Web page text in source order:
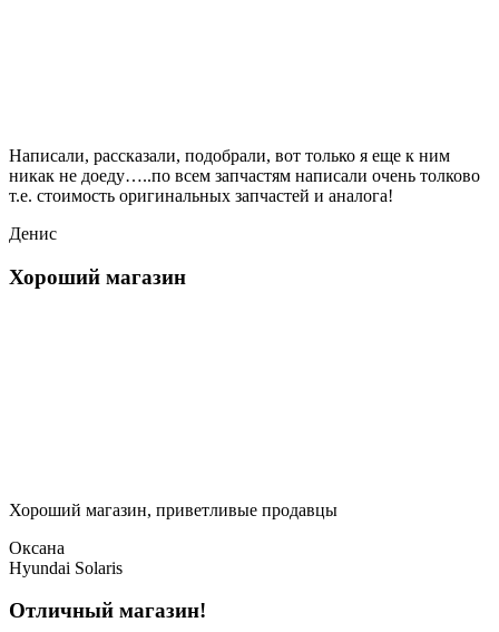
Написали, рассказали, подобрали, вот только я еще к ним
никак не доеду…..по всем запчастям написали очень толково
т.е. стоимость оригинальных запчастей и аналога!
Денис
Хороший магазин
Хороший магазин, приветливые продавцы
Оксана
Hyundai Solaris
Отличный магазин!